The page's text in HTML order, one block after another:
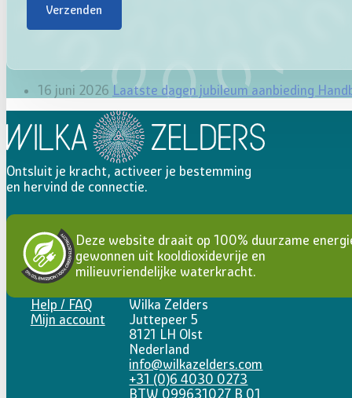
Verzenden
16 juni 2026 Laatste dagen jubileum aanbieding
Ontsluit je kracht, activeer je bestemming
en hervind de connectie.
Deze website draait op 100% duurzame
gewonnen uit kooldioxidevrije en
milieuvriendelijke waterkracht.
Help / FAQ
Mijn account
Wilka Zelders
Juttepeer 5
8121 LH Olst
Nederland
info@wilkazelders.com
+31 (0)6 4030 0273
BTW 099631027 B 01